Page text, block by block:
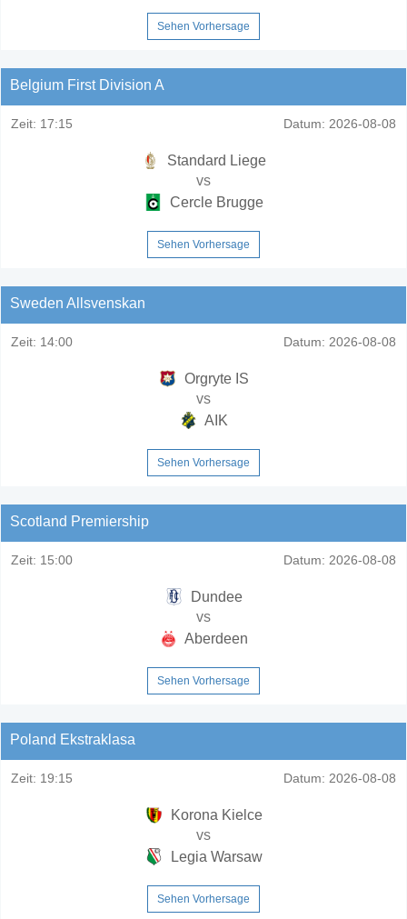
Sehen Vorhersage
Belgium First Division A
Zeit: 17:15 Datum: 2026-08-08
Standard Liege
vs
Cercle Brugge
Sehen Vorhersage
Sweden Allsvenskan
Zeit: 14:00 Datum: 2026-08-08
Orgryte IS
vs
AIK
Sehen Vorhersage
Scotland Premiership
Zeit: 15:00 Datum: 2026-08-08
Dundee
vs
Aberdeen
Sehen Vorhersage
Poland Ekstraklasa
Zeit: 19:15 Datum: 2026-08-08
Korona Kielce
vs
Legia Warsaw
Sehen Vorhersage